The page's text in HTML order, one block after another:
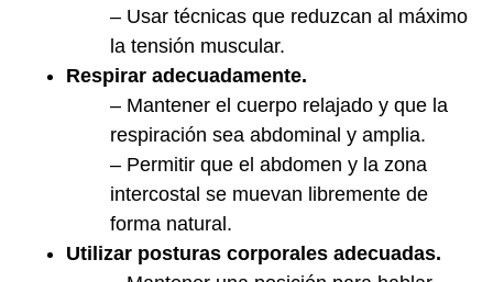
– Usar técnicas que reduzcan al máximo
la tensión muscular.
Respirar adecuadamente.
– Mantener el cuerpo relajado y que la
respiración sea abdominal y amplia.
– Permitir que el abdomen y la zona
intercostal se muevan libremente de
forma natural.
Utilizar posturas corporales adecuadas.